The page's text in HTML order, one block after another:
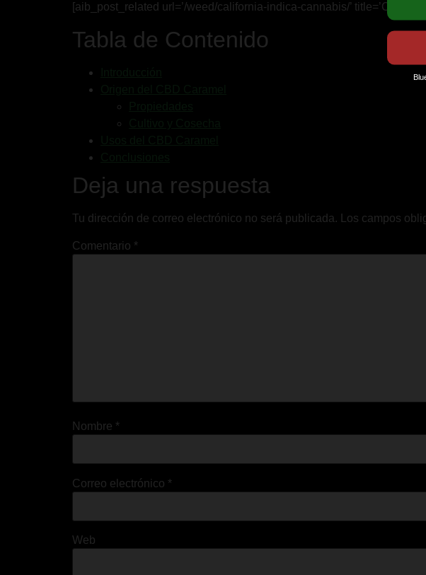
[aib_post_related url=’/weed/california-indica-cannabis/’
Tabla de Contenido
Deja una respuesta
Tu dirección de correo electrónico no será publicada. Los campos
Comentario *
Nombre *
Correo electrónico *
Web